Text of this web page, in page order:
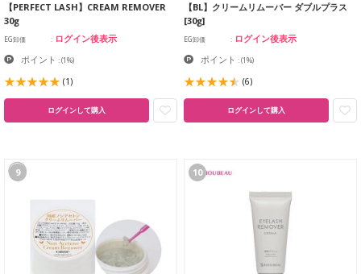
【PERFECT LASH】CREAM REMOVER
30g
EG卸価 ログイン後表示
ポイント :(1%)
(1)
ログインして購入
【BL】クリームリムーバー ダブルプラス
[30g]
EG卸価 ログイン後表示
ポイント :(1%)
(6)
ログインして購入
9 10